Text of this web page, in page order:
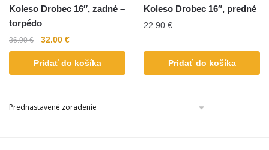
Koleso Drobec 16″, zadné –
torpédo
36.90€ 32.00 €
Pridať do košíka
Koleso Drobec 16″, predné
22.90 €
Pridať do košíka